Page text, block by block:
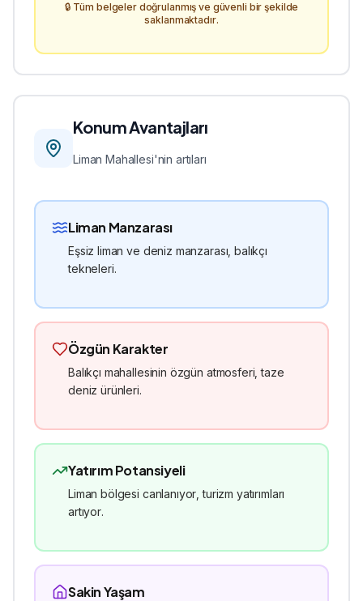
🔒 Tüm belgeler doğrulanmış ve güvenli bir şekilde
saklanmaktadır.
Konum Avantajları
Liman Mahallesi'nin artıları
Liman Manzarası
Eşsiz liman ve deniz manzarası, balıkçı
tekneleri.
Özgün Karakter
Balıkçı mahallesinin özgün atmosferi, taze
deniz ürünleri.
Yatırım Potansiyeli
Liman bölgesi canlanıyor, turizm yatırımları
artıyor.
Sakin Yaşam